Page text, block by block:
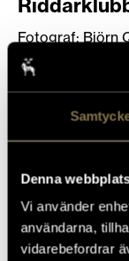
Denna
Vi använder
användarna,
vidarebefordrar
Fotograf: Björn
Söndag 24
Lågupplöst